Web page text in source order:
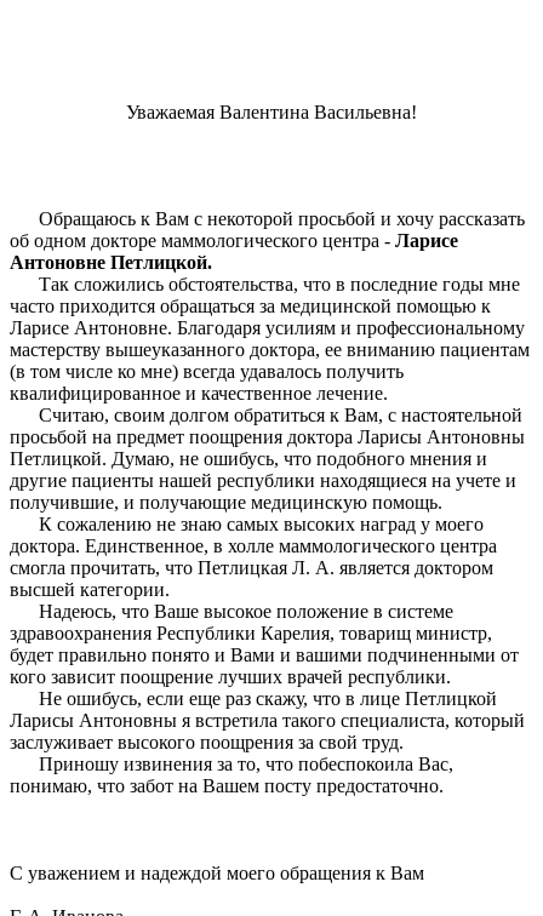
Уважаемая Валентина Васильевна!
Обращаюсь к Вам с некоторой просьбой и хочу рассказать
об одном докторе маммологического центра - Ларисе
Антоновне Петлицкой.
Так сложились обстоятельства, что в последние годы мне
часто приходится обращаться за медицинской помощью к
Ларисе Антоновне. Благодаря усилиям и профессиональному
мастерству вышеуказанного доктора, ее вниманию пациентам
(в том числе ко мне) всегда удавалось получить
квалифицированное и качественное лечение.
Считаю, своим долгом обратиться к Вам, с настоятельной
просьбой на предмет поощрения доктора Ларисы Антоновны
Петлицкой. Думаю, не ошибусь, что подобного мнения и
другие пациенты нашей республики находящиеся на учете и
получившие, и получающие медицинскую помощь.
К сожалению не знаю самых высоких наград у моего
доктора. Единственное, в холле маммологического центра
смогла прочитать, что Петлицкая Л. А. является доктором
высшей категории.
Надеюсь, что Ваше высокое положение в системе
здравоохранения Республики Карелия, товарищ министр,
будет правильно понято и Вами и вашими подчиненными от
кого зависит поощрение лучших врачей республики.
Не ошибусь, если еще раз скажу, что в лице Петлицкой
Ларисы Антоновны я встретила такого специалиста, который
заслуживает высокого поощрения за свой труд.
Приношу извинения за то, что побеспокоила Вас,
понимаю, что забот на Вашем посту предостаточно.
С уважением и надеждой моего обращения к Вам